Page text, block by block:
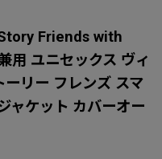
Friends with
用 ユニセックス ヴィ
リー フレンズ スマ
ケット カバーオー